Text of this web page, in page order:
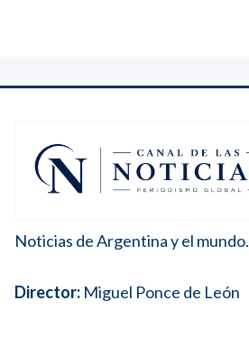
Noticias de Argentina y el mundo.
Director: Miguel Ponce de León